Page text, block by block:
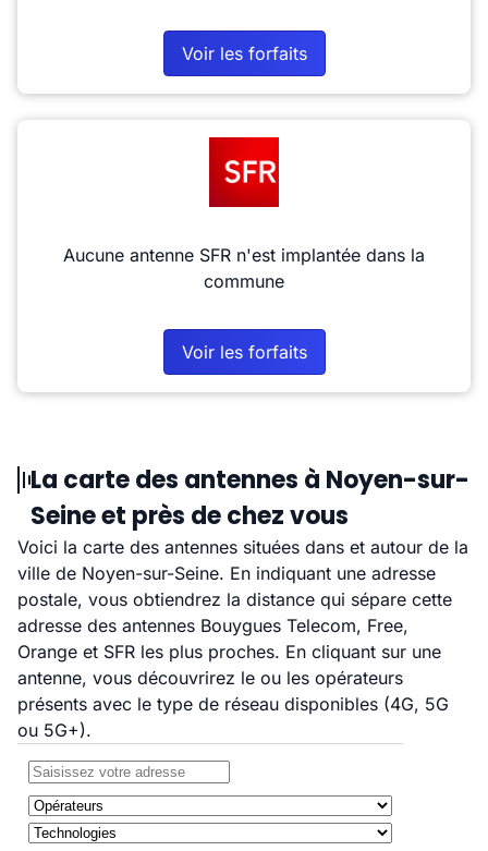
Voir les forfaits
Aucune antenne SFR n'est implantée dans la
commune
Voir les forfaits
La carte des antennes à Noyen-sur-
Seine et près de chez vous
Voici la carte des antennes situées dans et autour de la
ville de Noyen-sur-Seine. En indiquant une adresse
postale, vous obtiendrez la distance qui sépare cette
adresse des antennes Bouygues Telecom, Free,
Orange et SFR les plus proches. En cliquant sur une
antenne, vous découvrirez le ou les opérateurs
présents avec le type de réseau disponibles (4G, 5G
ou 5G+).